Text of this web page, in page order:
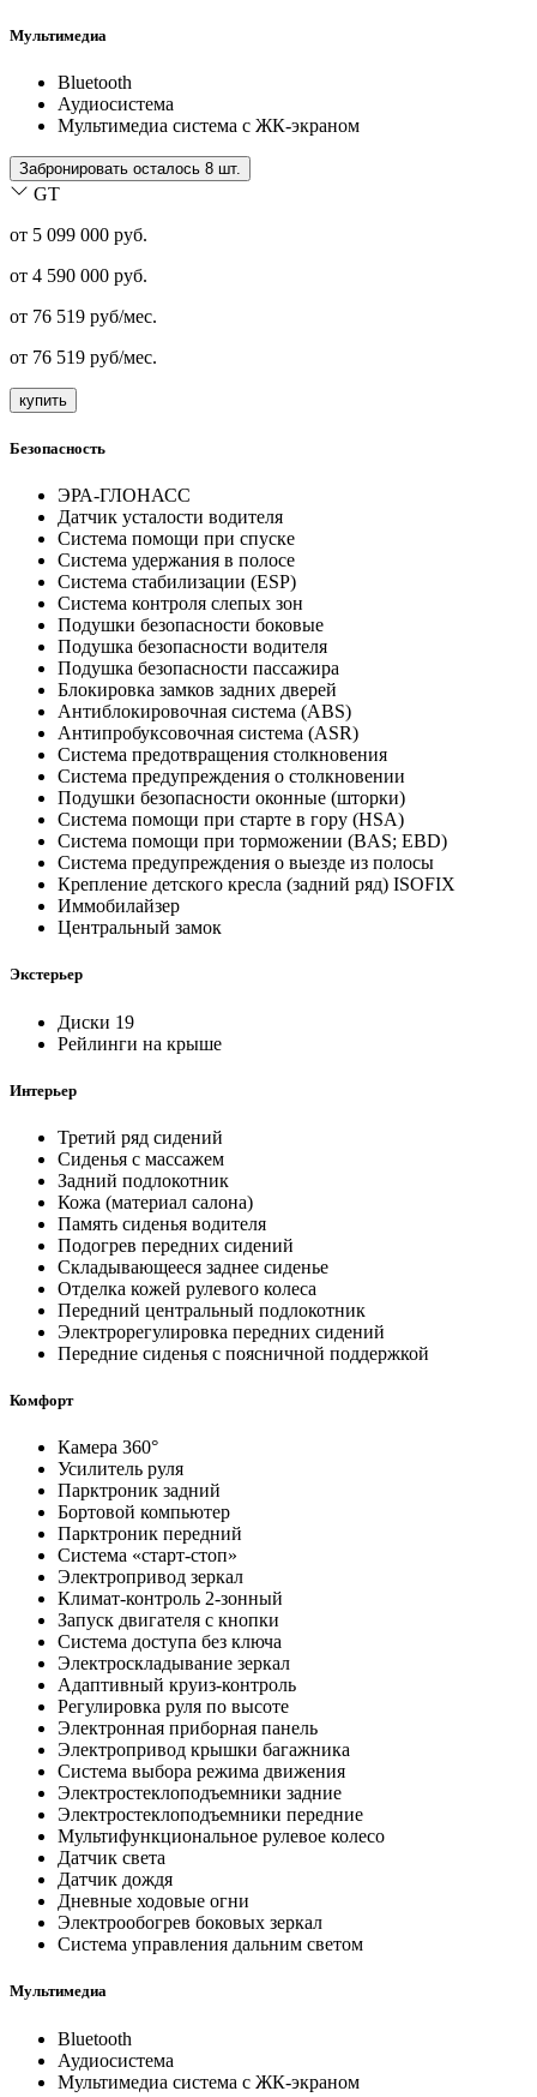
Мультимедиа
Bluetooth
Аудиосистема
Мультимедиа система с ЖК-экраном
Забронировать осталось 8 шт.
GT
от 5 099 000 руб.
от 4 590 000 руб.
от 76 519 руб/мес.
от 76 519 руб/мес.
купить
Безопасность
ЭРА-ГЛОНАСС
Датчик усталости водителя
Система помощи при спуске
Система удержания в полосе
Система стабилизации (ESP)
Система контроля слепых зон
Подушки безопасности боковые
Подушка безопасности водителя
Подушка безопасности пассажира
Блокировка замков задних дверей
Антиблокировочная система (ABS)
Антипробуксовочная система (ASR)
Система предотвращения столкновения
Система предупреждения о столкновении
Подушки безопасности оконные (шторки)
Система помощи при старте в гору (HSA)
Система помощи при торможении (BAS; EBD)
Система предупреждения о выезде из полосы
Крепление детского кресла (задний ряд) ISOFIX
Иммобилайзер
Центральный замок
Экстерьер
Диски 19
Рейлинги на крыше
Интерьер
Третий ряд сидений
Сиденья с массажем
Задний подлокотник
Кожа (материал салона)
Память сиденья водителя
Подогрев передних сидений
Складывающееся заднее сиденье
Отделка кожей рулевого колеса
Передний центральный подлокотник
Электрорегулировка передних сидений
Передние сиденья с поясничной поддержкой
Комфорт
Камера 360°
Усилитель руля
Парктроник задний
Бортовой компьютер
Парктроник передний
Система «старт-стоп»
Электропривод зеркал
Климат-контроль 2-зонный
Запуск двигателя с кнопки
Система доступа без ключа
Электроскладывание зеркал
Адаптивный круиз-контроль
Регулировка руля по высоте
Электронная приборная панель
Электропривод крышки багажника
Система выбора режима движения
Электростеклоподъемники задние
Электростеклоподъемники передние
Мультифункциональное рулевое колесо
Датчик света
Датчик дождя
Дневные ходовые огни
Электрообогрев боковых зеркал
Система управления дальним светом
Мультимедиа
Bluetooth
Аудиосистема
Мультимедиа система с ЖК-экраном